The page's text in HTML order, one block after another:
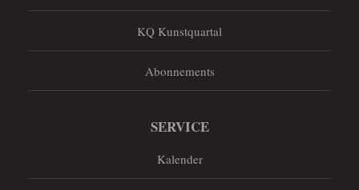
KQ Kunstquartal
Abonnements
SERVICE
Kalender